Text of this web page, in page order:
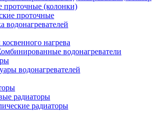
проточные (колонки)
проточные
водонагревателей
нагрева
водонагреватели
водонагревателей
радиаторы
радиаторы